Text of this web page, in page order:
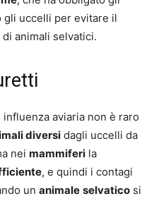
gli uccelli per evitare il
animali selvatici.
aviaria non è raro
diversi dagli uccelli da
nei mammiferi la
, e quindi i contagi
un animale selvatico si